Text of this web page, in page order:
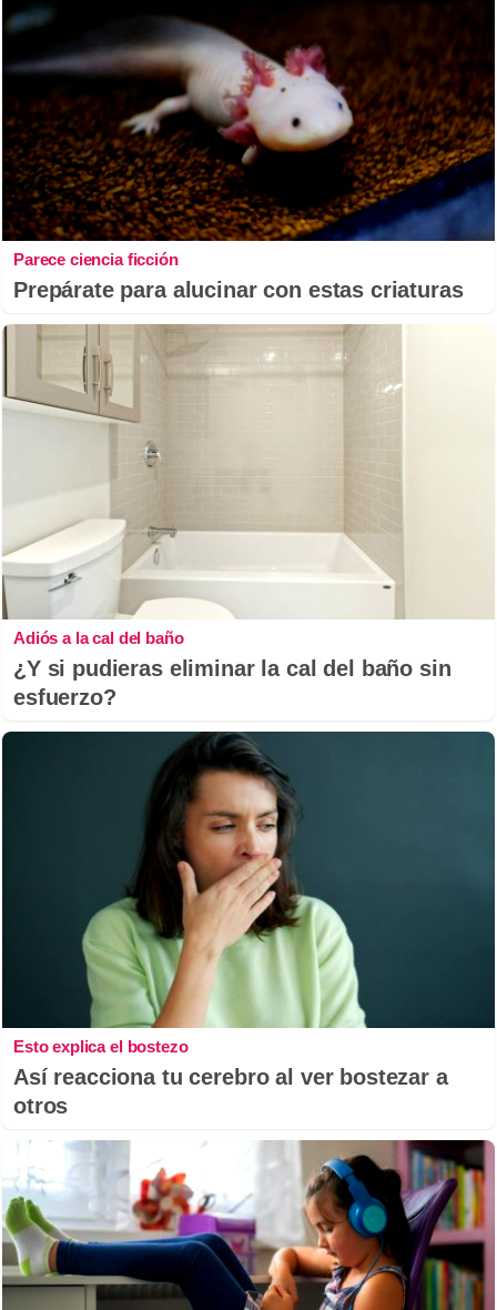
Parece ciencia ficción
Prepárate para alucinar con estas criaturas
Adiós a la cal del baño
¿Y si pudieras eliminar la cal del baño sin
esfuerzo?
Esto explica el bostezo
Así reacciona tu cerebro al ver bostezar a
otros